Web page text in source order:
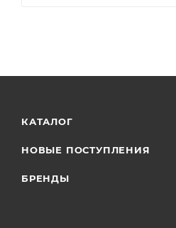
КАТАЛОГ
НОВЫЕ ПОСТУПЛЕНИЯ
БРЕНДЫ